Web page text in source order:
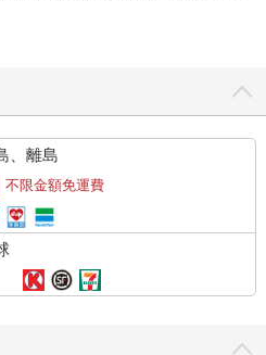
、離島
不限金額免運費